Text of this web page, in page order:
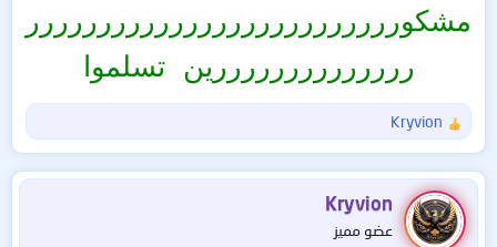
مشكورررررررررررررررررررررررررر
ررررررررررررررين تسلموا
ل
ت
ف
ا
ع
Kryvion
Kryvion
عضو مميز